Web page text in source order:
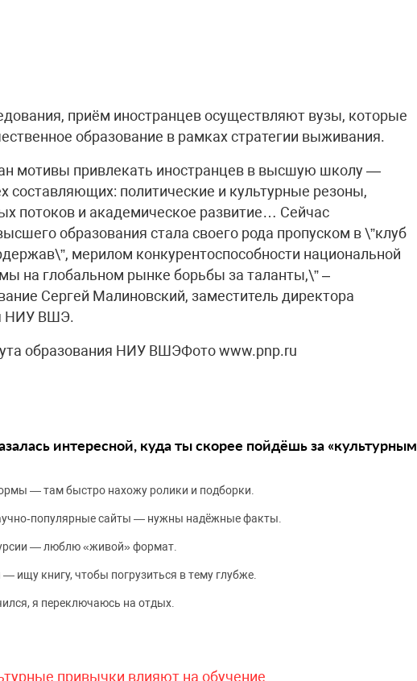
приём иностранцев осуществляют вузы, которые
образование в рамках стратегии выживания.
мотивы привлекать иностранцев в высшую школу —
составляющих: политические и культурные резоны,
потоков и академическое развитие… Сейчас
образования стала своего рода пропуском в \”клуб
мерилом конкурентоспособности национальной
на глобальном рынке борьбы за таланты,\” –
Сергей Малиновский, заместитель директора
НИУ ВШЭ.
образования НИУ ВШЭФото www.pnp.ru
интересной, куда ты скорее пойдёшь за «культурным
— там быстро нахожу ролики и подборки.
сайты — нужны надёжные факты.
— люблю «живой» формат.
ищу книгу, чтобы погрузиться в тему глубже.
я переключаюсь на отдых.
привычки влияют на обучение